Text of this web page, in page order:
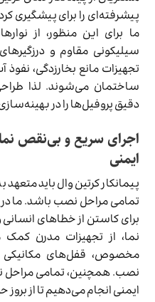
پیشرفته‌ای را برای پیشگیری
سیلیکونی مقاوم و
تجهیزات مانع بخارزدگی، نفوذ
ساختمان می‌شوند. لذا
دقیق پروفیل‌ها را در
اجرای سریع و بی‌نقص نما
ایمنی
پیمانکار کرتین وال باید
تمامی مراحل نصب باشد. ما
برای کاستن از خطاهای
نما، از تجهیزات مدرن کمک
مخصوص، قفل‌های
نصب. همچنین، تمامی مراحل
ایمنی انجام می‌دهیم تا از